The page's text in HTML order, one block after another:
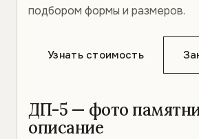
подбором формы и размеров.
Узнать стоимость
ДП-5 — фото
описание